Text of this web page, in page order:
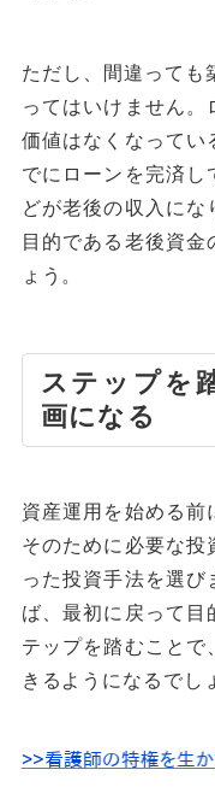
ただし、間違っても
ってはいけません
価値はなくなってい
でにローンを完済し
どが老後の収入に
目的である老後資
ょう。
ステップを
画になる
資産運用を始める前
そのために必要な投
った投資手法を選
ば、最初に戻って目
テップを踏むことで
きるようになるでし